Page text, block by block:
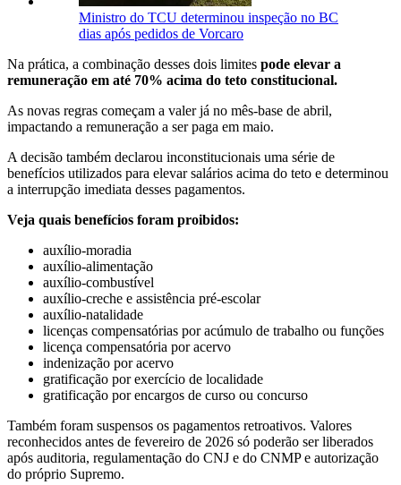
Ministro do TCU determinou inspeção no BC
dias após pedidos de Vorcaro
Na prática, a combinação desses dois limites pode elevar a
remuneração em até 70% acima do teto constitucional.
As novas regras começam a valer já no mês-base de abril,
impactando a remuneração a ser paga em maio.
A decisão também declarou inconstitucionais uma série de
benefícios utilizados para elevar salários acima do teto e determinou
a interrupção imediata desses pagamentos.
Veja quais benefícios foram proibidos:
auxílio-moradia
auxílio-alimentação
auxílio-combustível
auxílio-creche e assistência pré-escolar
auxílio-natalidade
licenças compensatórias por acúmulo de trabalho ou funções
licença compensatória por acervo
indenização por acervo
gratificação por exercício de localidade
gratificação por encargos de curso ou concurso
Também foram suspensos os pagamentos retroativos. Valores
reconhecidos antes de fevereiro de 2026 só poderão ser liberados
após auditoria, regulamentação do CNJ e do CNMP e autorização
do próprio Supremo.